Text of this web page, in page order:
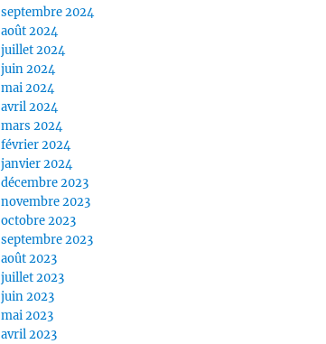
septembre 2024
août 2024
juillet 2024
juin 2024
mai 2024
avril 2024
mars 2024
février 2024
janvier 2024
décembre 2023
novembre 2023
octobre 2023
septembre 2023
août 2023
juillet 2023
juin 2023
mai 2023
avril 2023